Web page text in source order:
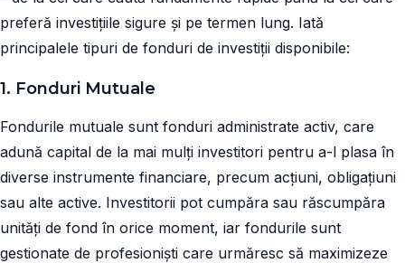
preferă investițiile sigure și pe termen lung. Iată
principalele tipuri de fonduri de investiții disponibile:
1. Fonduri Mutuale
Fondurile mutuale sunt fonduri administrate activ, care
adună capital de la mai mulți investitori pentru a-l plasa în
diverse instrumente financiare, precum acțiuni, obligațiuni
sau alte active. Investitorii pot cumpăra sau răscumpăra
unități de fond în orice moment, iar fondurile sunt
gestionate de profesioniști care urmăresc să maximizeze